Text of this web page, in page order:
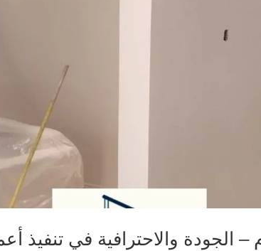
الجودة والاحترافية في تنفيذ